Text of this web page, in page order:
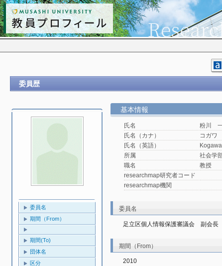
委員歴
委員名
期間（From）
期間(To)
団体名
区分
基本情報
氏名
粉川
氏名（カナ）
コガワ
氏名（英語）
所属
社会学
職名
教授
researchmap研究者コード
researchmap機関
委員名
足立区個人情報保護審議会　副会長
期間（From）
2010